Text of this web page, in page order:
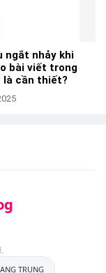
ngắt nhảy khi
bài viết trong
là cần thiết?
TRUNG